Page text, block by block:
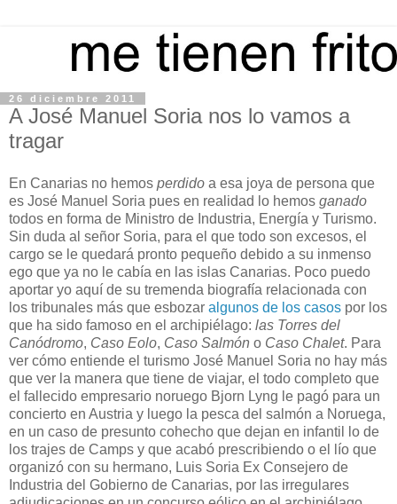
26 diciembre 2011
A José Manuel Soria nos lo vamos a
tragar
En Canarias no hemos perdido a esa joya de persona que
es José Manuel Soria pues en realidad lo hemos ganado
todos en forma de Ministro de Industria, Energía y Turismo.
Sin duda al señor Soria, para el que todo son excesos, el
cargo se le quedará pronto pequeño debido a su inmenso
ego que ya no le cabía en las islas Canarias. Poco puedo
aportar yo aquí de su tremenda biografía relacionada con
los tribunales más que esbozar algunos de los casos por los
que ha sido famoso en el archipiélago: las Torres del
Canódromo, Caso Eolo, Caso Salmón o Caso Chalet. Para
ver cómo entiende el turismo José Manuel Soria no hay más
que ver la manera que tiene de viajar, el todo completo que
el fallecido empresario noruego Bjorn Lyng le pagó para un
concierto en Austria y luego la pesca del salmón a Noruega,
en un caso de presunto cohecho que dejan en infantil lo de
los trajes de Camps y que acabó prescribiendo o el lío que
organizó con su hermano, Luis Soria Ex Consejero de
Industria del Gobierno de Canarias, por las irregulares